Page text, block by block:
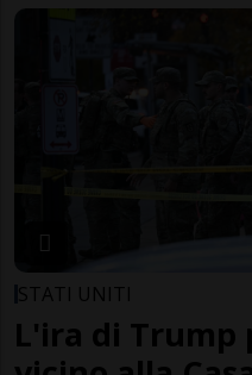
STATI UNITI
L'ira di Trump